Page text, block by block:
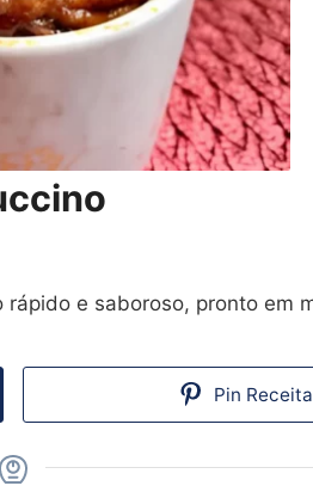
e saboroso, pronto em
Pin Receita